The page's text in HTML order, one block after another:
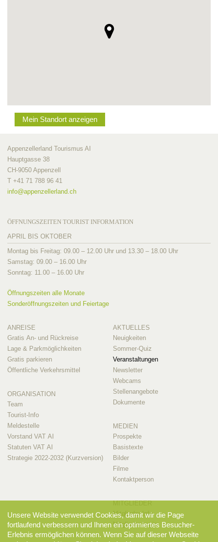
Mein Standort anzeigen
Appenzellerland Tourismus AI
Hauptgasse 38
CH-9050 Appenzell
T +41 71 788 96 41
info@appenzellerland.ch
ÖFFNUNGSZEITEN TOURIST INFORMATION
APRIL BIS OKTOBER
Montag bis Freitag: 09.00 – 12.00 Uhr und 13.30 – 18.00 Uhr
Samstag: 09.00 – 16.00 Uhr
Sonntag: 11.00 – 16.00 Uhr
Öffnungszeiten alle Monate
Sonderöffnungszeiten und Feiertage
ANREISE
Gratis An- und Rückreise
Lage & Parkmöglichkeiten
Gratis parkieren
Öffentliche Verkehrsmittel
ORGANISATION
Team
Tourist-Info
Meldestelle
Vorstand VAT AI
Statuten VAT AI
Strategie 2022-2032 (Kurzversion)
AKTUELLES
Neuigkeiten
Sommer-Quiz
Veranstaltungen
Newsletter
Webcams
Stellenangebote
Dokumente
MEDIEN
Prospekte
Basistexte
Bilder
Filme
Kontaktperson
MITGLIEDER
Mitglieder-Info
Mitglieder-Login
Unsere Website verwendet Cookies, damit wir die Page
fortlaufend verbessern und Ihnen ein optimiertes Besucher-
Erlebnis ermöglichen können. Wenn Sie auf dieser Webseite